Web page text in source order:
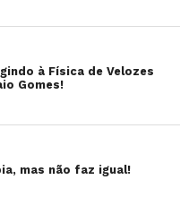
à Física de Velozes
Gomes!
mas não faz igual!